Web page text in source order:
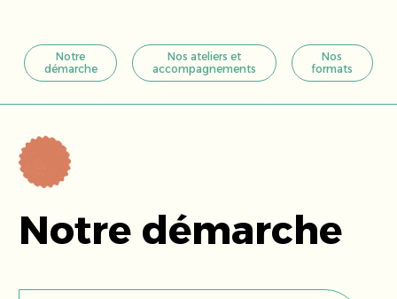
Notre
démarche
Nos ateliers et
accompagnements
Nos
formats
Notre démarche